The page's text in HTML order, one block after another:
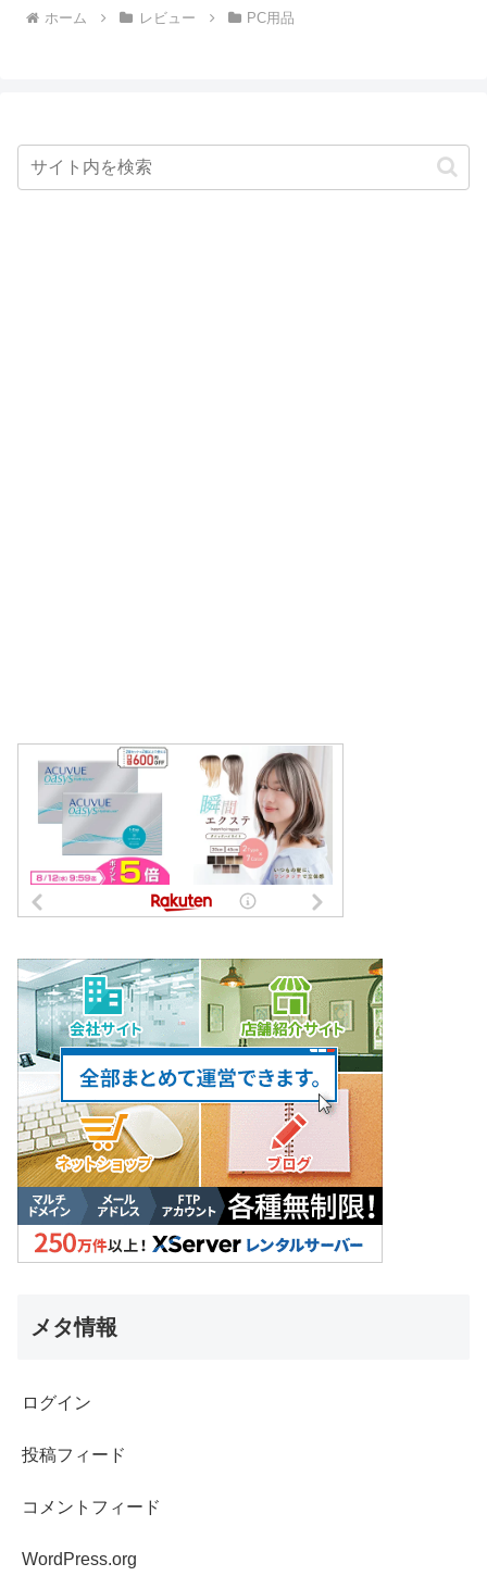
ホーム レビュー PC用品
メタ情報
ログイン
投稿フィード
コメントフィード
WordPress.org